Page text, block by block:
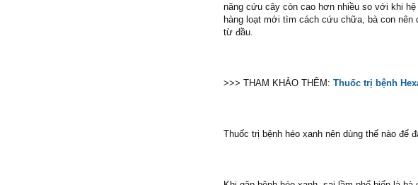
năng cứu cây còn cao hơn nhiều so với khi
hàng loạt mới tìm cách cứu chữa, bà con nên
từ đầu.
>>> THAM KHẢO THÊM: Thuốc trị bệnh
Thuốc trị bệnh héo xanh nên dùng thế nào để